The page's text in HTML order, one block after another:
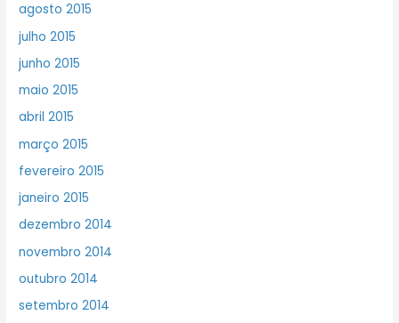
agosto 2015
julho 2015
junho 2015
maio 2015
abril 2015
março 2015
fevereiro 2015
janeiro 2015
dezembro 2014
novembro 2014
outubro 2014
setembro 2014